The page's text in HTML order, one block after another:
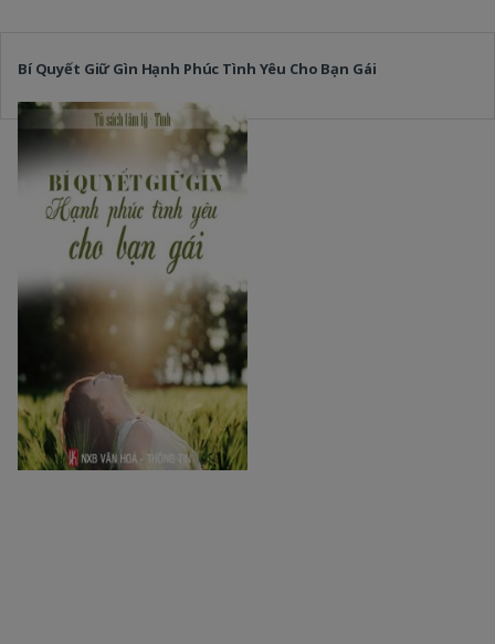
Bí Quyết Giữ Gìn Hạnh Phúc Tình Yêu Cho Bạn Gái